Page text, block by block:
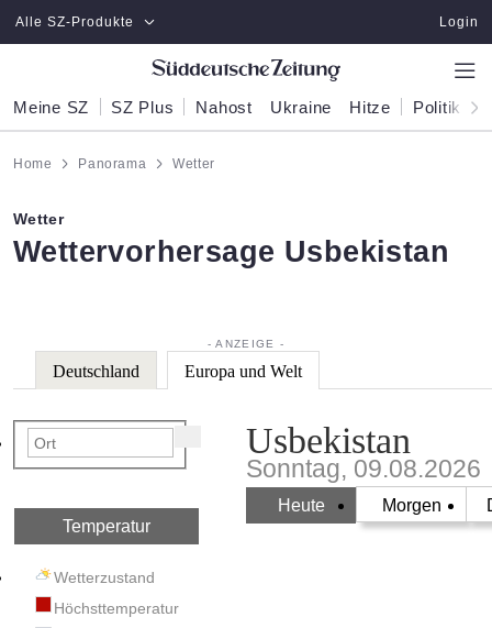
Zum Hauptinhalt springen
Alle SZ-Produkte Login
Meine SZ SZ Plus Nahost Ukraine Hitze Politik
Home Panorama Wetter
Wetter
:
Wettervorhersage Usbekistan
Deutschland Europa und Welt
Temperatur
Wetterzustand
Höchsttemperatur
Usbekistan
Sonntag, 09.08.2026
Heute Morgen